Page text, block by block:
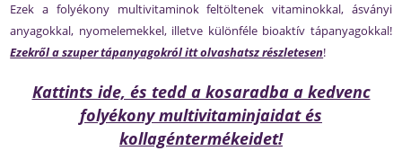
Ezek a folyékony multivitaminok feltöltenek vitaminokkal, ásványi
anyagokkal, nyomelemekkel, illetve különféle bioaktív tápanyagokkal!
Ezekről a szuper tápanyagokról itt olvashatsz részletesen!
Kattints ide, és tedd a kosaradba a kedvenc
folyékony multivitaminjaidat és
kollagéntermékeidet!